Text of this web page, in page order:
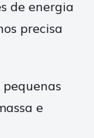
de energia
precisa
e